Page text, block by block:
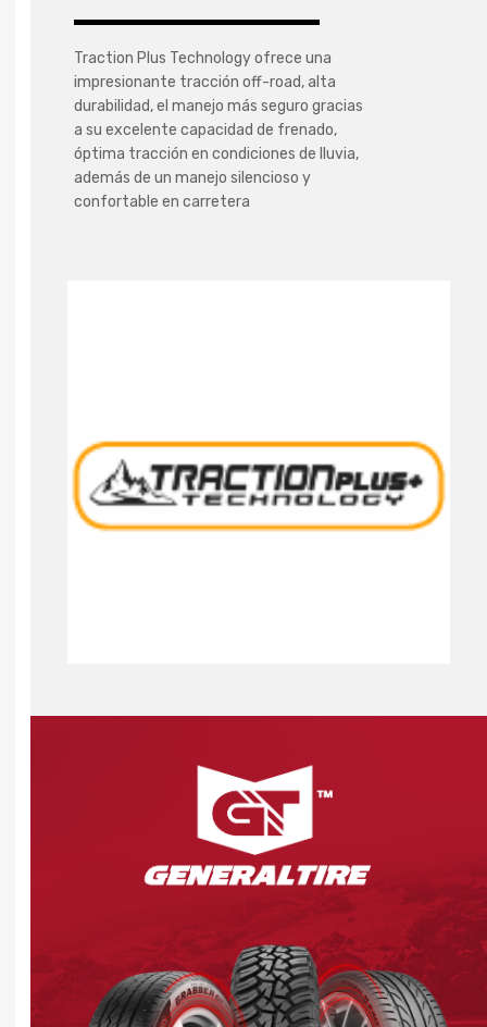
Traction Plus Technology ofrece una
impresionante tracción off-road, alta
durabilidad, el manejo más seguro gracias
a su excelente capacidad de frenado,
óptima tracción en condiciones de lluvia,
además de un manejo silencioso y
confortable en carretera